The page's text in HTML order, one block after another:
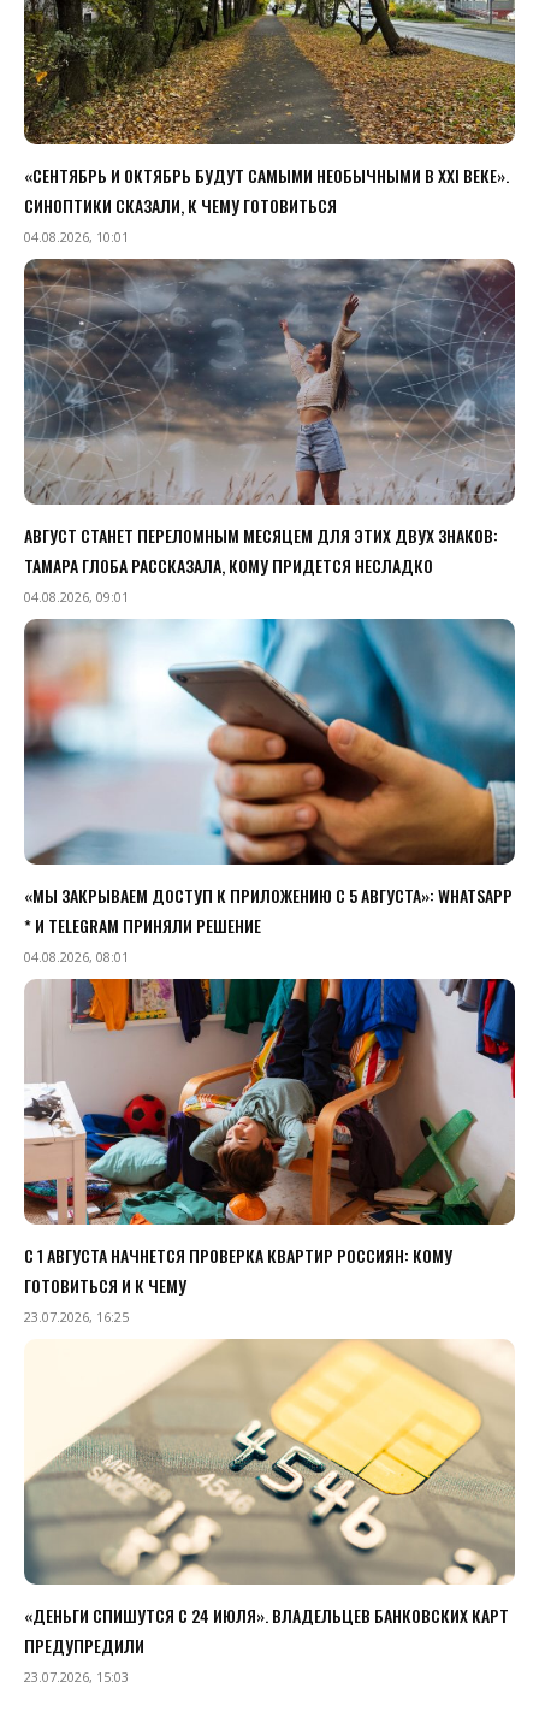
«СЕНТЯБРЬ И ОКТЯБРЬ БУДУТ САМЫМИ НЕОБЫЧНЫМИ В XXI ВЕКЕ».
СИНОПТИКИ СКАЗАЛИ, К ЧЕМУ ГОТОВИТЬСЯ
04.08.2026, 10:01
АВГУСТ СТАНЕТ ПЕРЕЛОМНЫМ МЕСЯЦЕМ ДЛЯ ЭТИХ ДВУХ ЗНАКОВ:
ТАМАРА ГЛОБА РАССКАЗАЛА, КОМУ ПРИДЕТСЯ НЕСЛАДКО
04.08.2026, 09:01
«МЫ ЗАКРЫВАЕМ ДОСТУП К ПРИЛОЖЕНИЮ C 5 АВГУСТА»: WHATSAPP
* И TELEGRAM ПРИНЯЛИ РЕШЕНИЕ
04.08.2026, 08:01
С 1 АВГУСТА НАЧНЕТСЯ ПРОВЕРКА КВАРТИР РОССИЯН: КОМУ
ГОТОВИТЬСЯ И К ЧЕМУ
23.07.2026, 16:25
«ДЕНЬГИ СПИШУТСЯ С 24 ИЮЛЯ». ВЛАДЕЛЬЦЕВ БАНКОВСКИХ КАРТ
ПРЕДУПРЕДИЛИ
23.07.2026, 15:03